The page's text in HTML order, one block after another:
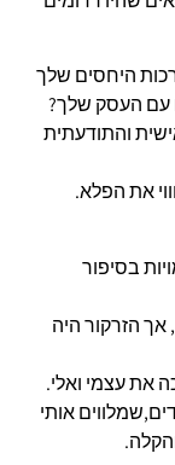
היחסים שלך
עם העסק שלך?
והתודעתית
את הפלא.
בסיפור
אך הזרקור היה
את עצמי ואלי.
אותי